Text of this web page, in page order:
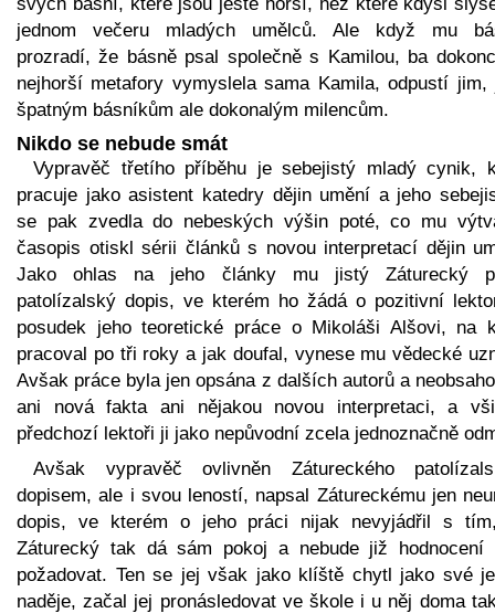
jednom večeru mladých umělců. Ale když mu
prozradí, že básně psal společně s Kamilou, ba
nejhorší metafory vymyslela sama Kamila, odpustí jim,
špatným básníkům ale dokonalým milencům.
Nikdo se nebude smát
Vypravěč třetího příběhu je sebejistý mladý cynik,
pracuje jako asistent katedry dějin umění a jeho
se pak zvedla do nebeských výšin poté, co mu
časopis otiskl sérii článků s novou interpretací dějin
Jako ohlas na jeho články mu jistý Záturecký
patolízalský dopis, ve kterém ho žádá o pozitivní
posudek jeho teoretické práce o Mikoláši Alšovi, na
pracoval po tři roky a jak doufal, vynese mu vědecké
Avšak práce byla jen opsána z dalších autorů a
ani nová fakta ani nějakou novou interpretaci, a
předchozí lektoři ji jako nepůvodní zcela jednoznačně
Avšak vypravěč ovlivněn Zátureckého
dopisem, ale i svou leností, napsal Zátureckému jen
dopis, ve kterém o jeho práci nijak nevyjádřil s
Záturecký tak dá sám pokoj a nebude již hodnocení
požadovat. Ten se jej však jako klíště chytl jako své
naděje, začal jej pronásledovat ve škole i u něj doma